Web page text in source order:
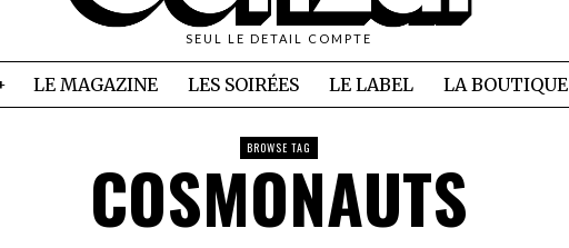
SEUL LE DETAIL COMPTE
LE MAGAZINE LES SOIRÉES LE LABEL LA BOUTIQUE
BROWSE TAG
COSMONAUTS